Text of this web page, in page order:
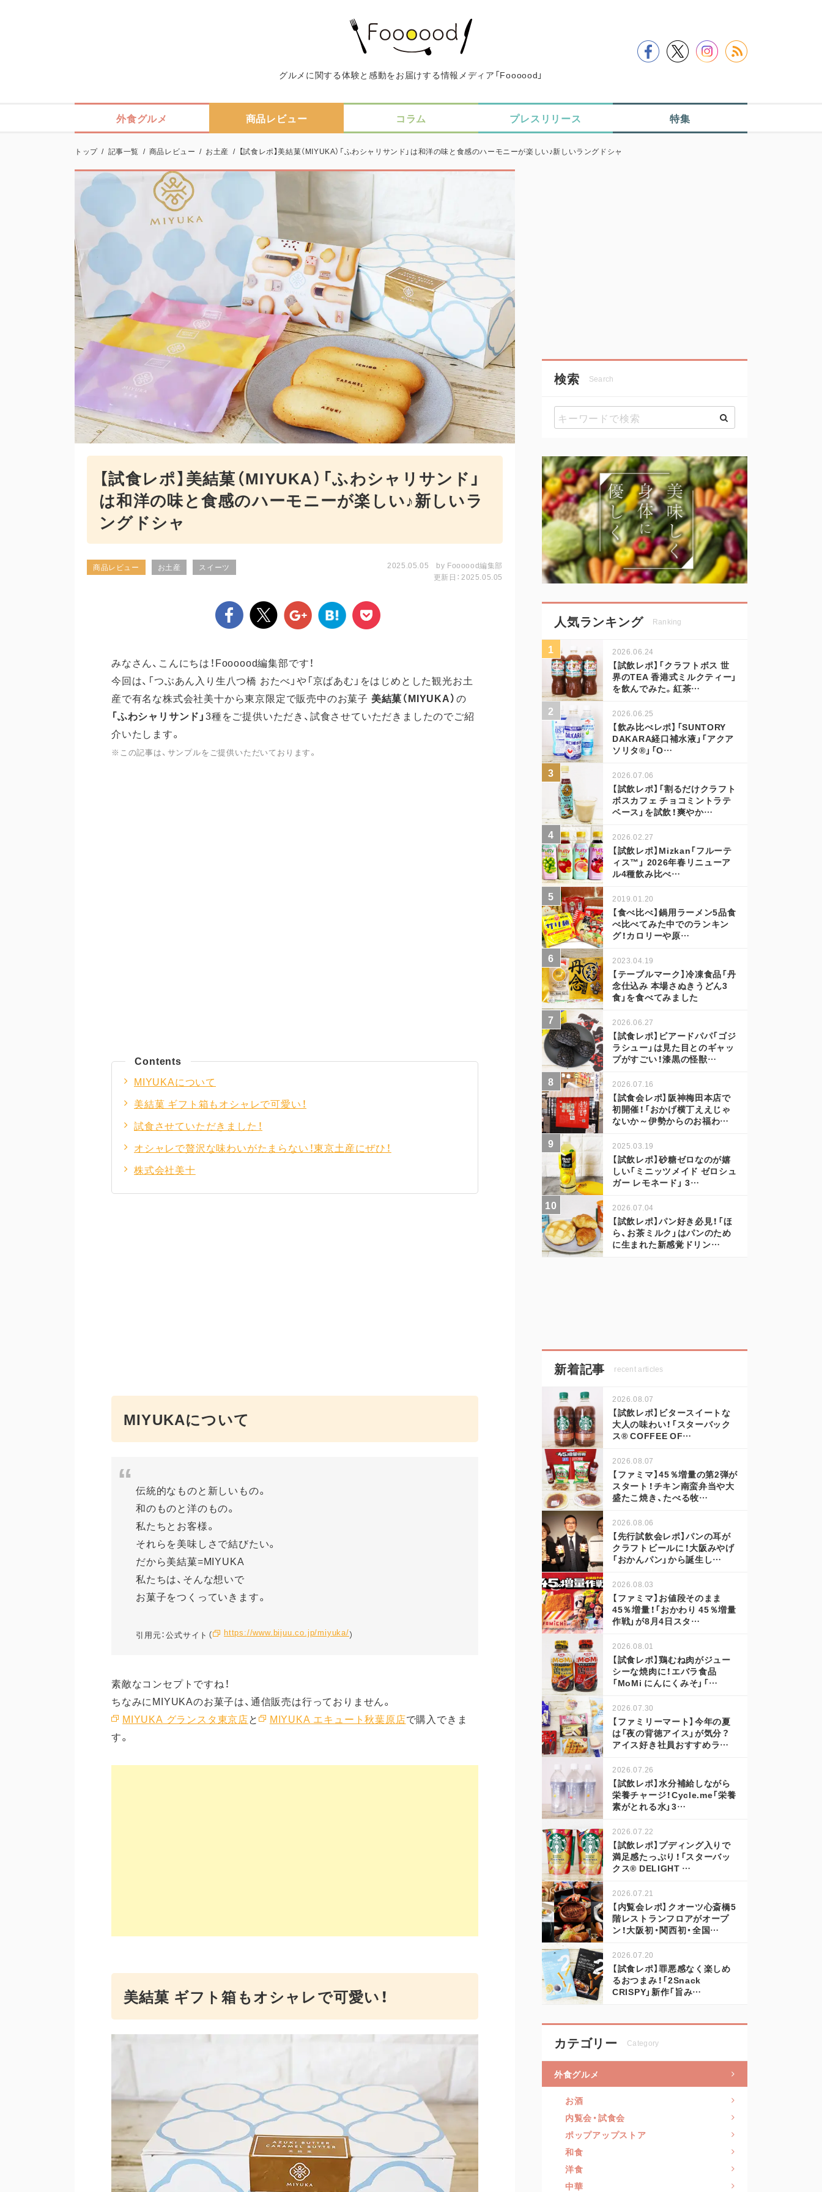
グルメに関する体験と感動をお届けする情報メディア「Foooood」
外食グルメ 商品レビュー コラム プレスリリース 特集
トップ / 記事一覧 / 商品レビュー / お土産 / 【試食レポ】美結菓（MIYUKA）「ふわシャリサンド」は和洋の味と食感のハーモニーが楽しい♪新しいラングドシャ
【試食レポ】美結菓（MIYUKA）「ふわシャリサンド」
は和洋の味と食感のハーモニーが楽しい♪新しいラ
ングドシャ
商品レビュー お土産 スイーツ 2025.05.05 by Foooood編集部
更新日：2025.05.05
みなさん、こんにちは！Foooood編集部です！
今回は、「つぶあん入り生八つ橋 おたべ」や「京ばあむ」をはじめとした観光お土
産で有名な株式会社美十から東京限定で販売中のお菓子 美結菓（MIYUKA）の
「ふわシャリサンド」3種をご提供いただき、試食させていただきましたのでご紹
介いたします。
※この記事は、サンプルをご提供いただいております。
Contents
MIYUKAについて
美結菓 ギフト箱もオシャレで可愛い！
試食させていただきました！
オシャレで贅沢な味わいがたまらない！東京土産にぜひ！
株式会社美十
MIYUKAについて
伝統的なものと新しいもの。
和のものと洋のもの。
私たちとお客様。
それらを美味しさで結びたい。
だから美結菓=MIYUKA
私たちは、そんな想いで
お菓子をつくっていきます。
引用元：公式サイト（ https://www.bijuu.co.jp/miyuka/）
素敵なコンセプトですね！
ちなみにMIYUKAのお菓子は、通信販売は行っておりません。
MIYUKA グランスタ東京店と MIYUKA エキュート秋葉原店で購入できま
す。
美結菓 ギフト箱もオシャレで可愛い！
検索 Search
人気ランキング Ranking
2026.06.24
【試飲レポ】「クラフトボス 世
界のTEA 香港式ミルクティー」
を飲んでみた。紅茶…
2026.06.25
【飲み比べレポ】「SUNTORY
DAKARA経口補水液」「アクア
ソリタ®」「O…
2026.07.06
【試飲レポ】「割るだけクラフト
ボスカフェ チョコミントラテ
ベース」を試飲！爽やか…
2026.02.27
【試飲レポ】Mizkan「フルーテ
ィス™」 2026年春リニューア
ル4種飲み比べ…
2019.01.20
【食べ比べ】鍋用ラーメン5品食
べ比べてみた中でのランキン
グ！カロリーや原…
2023.04.19
【テーブルマーク】冷凍食品「丹
念仕込み 本場さぬきうどん3
食」を食べてみました
2026.06.27
【試食レポ】ビアードパパ「ゴジ
ラシュー」は見た目とのギャッ
プがすごい！漆黒の怪獣…
2026.07.16
【試食会レポ】阪神梅田本店で
初開催！「おかげ横丁ええじゃ
ないか～伊勢からのお福わ…
2025.03.19
【試飲レポ】砂糖ゼロなのが嬉
しい「ミニッツメイド ゼロシュ
ガー レモネード」 3…
2026.07.04
【試飲レポ】パン好き必見！「ほ
ら、お茶ミルク」はパンのため
に生まれた新感覚ドリン…
新着記事 recent articles
2026.08.07
【試飲レポ】ビタースイートな
大人の味わい！「スターバック
ス® COFFEE OF…
2026.08.07
【ファミマ】45％増量の第2弾が
スタート！チキン南蛮弁当や大
盛たこ焼き、たべる牧…
2026.08.06
【先行試飲会レポ】パンの耳が
クラフトビールに！大阪みやげ
「おかんパン」から誕生し…
2026.08.03
【ファミマ】お値段そのまま
45％増量！「おかわり 45％増量
作戦」が8月4日スタ…
2026.08.01
【試食レポ】鶏むね肉がジュー
シーな焼肉に！エバラ食品
「MoMi にんにくみそ」「…
2026.07.30
【ファミリーマート】今年の夏
は「夜の背徳アイス」が気分？
アイス好き社員おすすめラ…
2026.07.26
【試飲レポ】水分補給しながら
栄養チャージ！Cycle.me「栄養
素がとれる水」3…
2026.07.22
【試飲レポ】プディング入りで
満足感たっぷり！「スターバッ
クス® DELIGHT …
2026.07.21
【内覧会レポ】クオーツ心斎橋5
階レストランフロアがオープ
ン！大阪初・関西初・全国…
2026.07.20
【試食レポ】罪悪感なく楽しめ
るおつまみ！「2Snack
CRISPY」新作「旨み…
カテゴリー Category
外食グルメ
お酒
内覧会・試食会
ポップアップストア
和食
洋食
中華